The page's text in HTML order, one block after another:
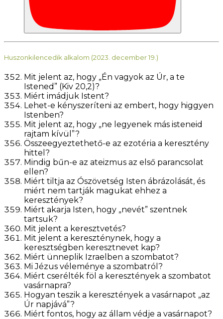
Huszonkilencedik alkalom (2023. december 19.)
Mit jelent az, hogy „Én vagyok az Úr, a te
Istened” (Kiv 20,2)?
Miért imádjuk Istent?
Lehet-e kényszeríteni az embert, hogy higgyen
Istenben?
Mit jelent az, hogy „ne legyenek más isteneid
rajtam kívül”?
Összeegyeztethető-e az ezotéria a keresztény
hittel?
Mindig bűn-e az ateizmus az első parancsolat
ellen?
Miért tiltja az Ószövetség Isten ábrázolását, és
miért nem tartják magukat ehhez a
keresztények?
Miért akarja Isten, hogy „nevét” szentnek
tartsuk?
Mit jelent a keresztvetés?
Mit jelent a kereszténynek, hogy a
keresztségben keresztnevet kap?
Miért ünneplik Izraelben a szombatot?
Mi Jézus véleménye a szombatról?
Miért cserélték föl a keresztények a szombatot
vasárnapra?
Hogyan teszik a keresztények a vasárnapot „az
Úr napjává”?
Miért fontos, hogy az állam védje a vasárnapot?